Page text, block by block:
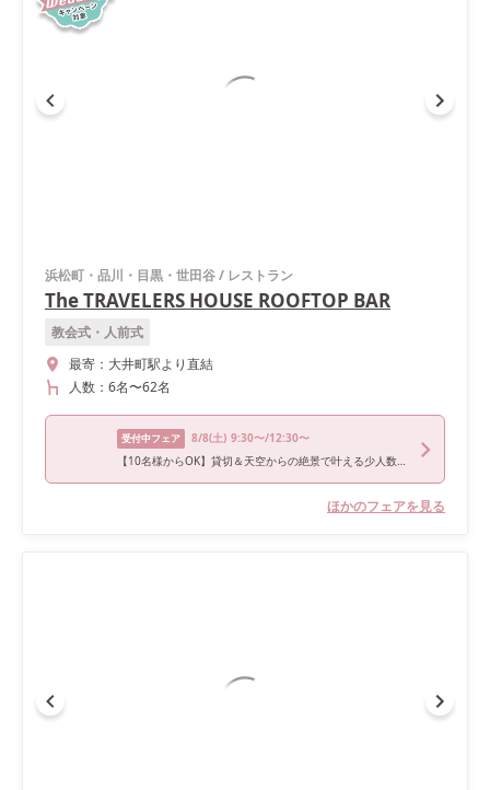
浜松町・品川・目黒・世田谷/ レストラン
The TRAVELERS HOUSE ROOFTOP BAR
教会式・人前式
最寄： 大井町駅より直結
人数： 6名〜62名
受付中フェア 8/8(土) 9:30〜/12:30〜
【10名様からOK】貸切＆天空からの絶景で叶える少人数ウェディング相談会／無料試食付き
ほかのフェアを見る